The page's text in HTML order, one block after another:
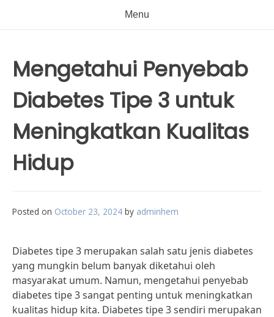
Menu
Mengetahui Penyebab
Diabetes Tipe 3 untuk
Meningkatkan Kualitas
Hidup
Posted on October 23, 2024 by adminhem
Diabetes tipe 3 merupakan salah satu jenis diabetes
yang mungkin belum banyak diketahui oleh
masyarakat umum. Namun, mengetahui penyebab
diabetes tipe 3 sangat penting untuk meningkatkan
kualitas hidup kita. Diabetes tipe 3 sendiri merupakan